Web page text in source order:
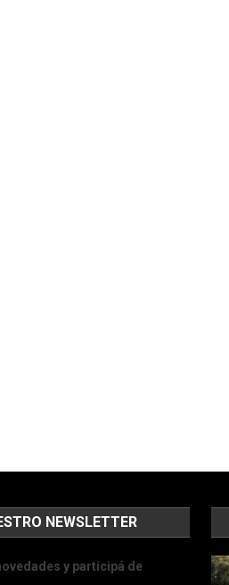
NEWSLETTER
y participá de